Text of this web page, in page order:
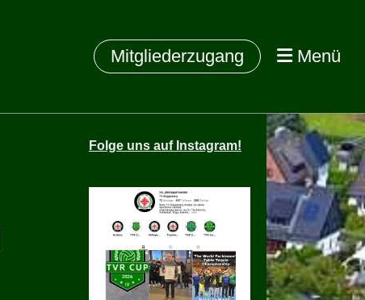
Mitgliederzugang Menü
Folge uns auf Instagram!